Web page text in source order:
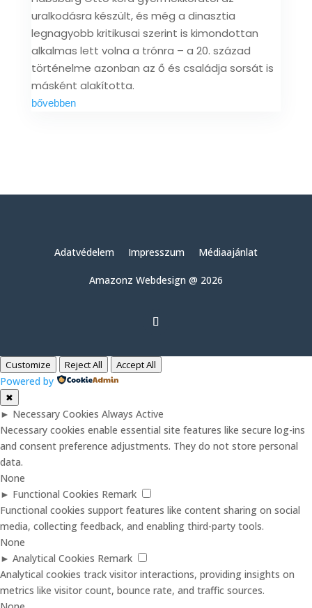
uralkodásra készült, és még a dinasztia
legnagyobb kritikusai szerint is kimondottan
alkalmas lett volna a trónra – a 20. század
történelme azonban az ő és családja sorsát is
másként alakította.
bővebben
Adatvédelem Impresszum Médiaajánlat
Amazonz Webdesign @ 2026
Customize Reject All Accept All
Powered by
✖
► Necessary Cookies Always Active
Necessary cookies enable essential site features like secure log-ins
and consent preference adjustments. They do not store personal
data.
None
► Functional Cookies Remark
Functional cookies support features like content sharing on social
media, collecting feedback, and enabling third-party tools.
None
► Analytical Cookies Remark
Analytical cookies track visitor interactions, providing insights on
metrics like visitor count, bounce rate, and traffic sources.